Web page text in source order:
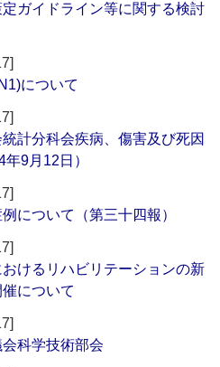
ガイドライン等に関する検討
について
計分科会疾病、傷害及び死因
9月12日）
について（第三十四報）
けるリハビリテーションの新
について
科学技術部会